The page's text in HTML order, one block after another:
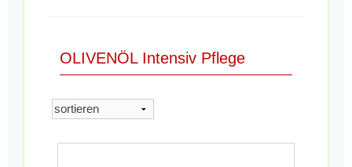
OLIVENÖL Intensiv Pflege